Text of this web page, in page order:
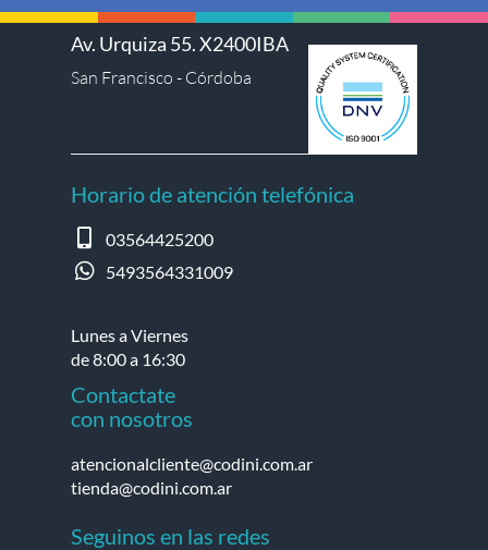
Av. Urquiza 55. X2400IBA
San Francisco - Córdoba
Horario de atención telefónica
03564425200
5493564331009
Lunes a Viernes
de 8:00 a 16:30
Contactate
con nosotros
atencionalcliente@codini.com.ar
tienda@codini.com.ar
Seguinos en las redes